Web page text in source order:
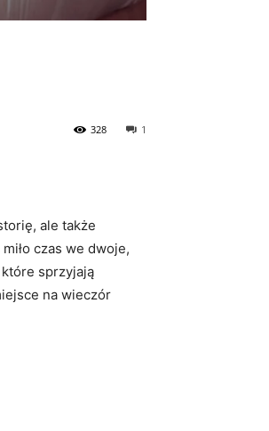
1
328
ale także
czas we dwoje,
sprzyjają
na wieczór